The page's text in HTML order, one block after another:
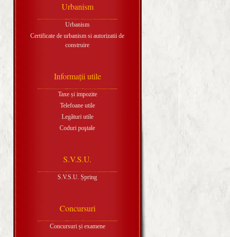
Urbanism
Urbanism
Certificate de urbanism si autorizatii de
construire
Informaţii utile
Taxe și impozite
Telefoane utile
Legături utile
Coduri poştale
S.V.S.U.
S.V.S.U. Șpring
Concursuri
Concursuri și examene